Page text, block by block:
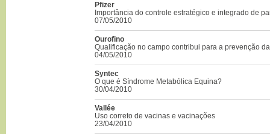
Pfizer
Importância do controle estratégico e integrado de
07/05/2010
Ourofino
Qualificação no campo contribui para a prevenção
04/05/2010
Syntec
O que é Síndrome Metabólica Equina?
30/04/2010
Vallée
Uso correto de vacinas e vacinações
23/04/2010